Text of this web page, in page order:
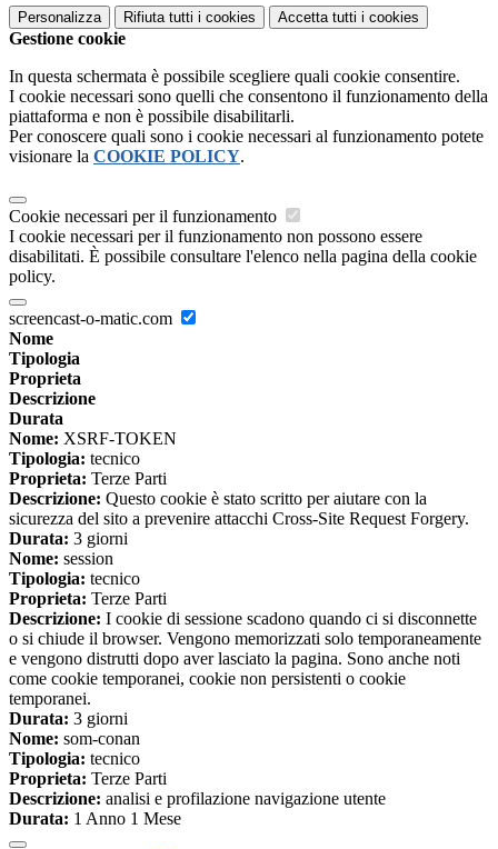
Personalizza Rifiuta tutti i cookies Accetta tutti i cookies
Gestione cookie
In questa schermata è possibile scegliere quali cookie consentire.
I cookie necessari sono quelli che consentono il funzionamento della
piattaforma e non è possibile disabilitarli.
Per conoscere quali sono i cookie necessari al funzionamento potete
visionare la COOKIE POLICY.
Cookie necessari per il funzionamento
I cookie necessari per il funzionamento non possono essere
disabilitati. È possibile consultare l'elenco nella pagina della cookie
policy.
screencast-o-matic.com
Nome
Tipologia
Proprieta
Descrizione
Durata
Nome: XSRF-TOKEN
Tipologia: tecnico
Proprieta: Terze Parti
Descrizione: Questo cookie è stato scritto per aiutare con la
sicurezza del sito a prevenire attacchi Cross-Site Request Forgery.
Durata: 3 giorni
Nome: session
Tipologia: tecnico
Proprieta: Terze Parti
Descrizione: I cookie di sessione scadono quando ci si disconnette
o si chiude il browser. Vengono memorizzati solo temporaneamente
e vengono distrutti dopo aver lasciato la pagina. Sono anche noti
come cookie temporanei, cookie non persistenti o cookie
temporanei.
Durata: 3 giorni
Nome: som-conan
Tipologia: tecnico
Proprieta: Terze Parti
Descrizione: analisi e profilazione navigazione utente
Durata: 1 Anno 1 Mese